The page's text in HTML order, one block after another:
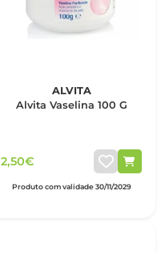
ALVITA
Alvita Vaselina 100 G
2,50€
Produto com validade 30/11/2029